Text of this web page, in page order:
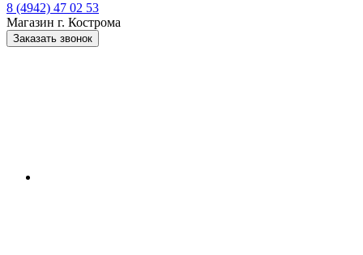
8 (4942) 47 02 53
Магазин г. Кострома
Заказать звонок